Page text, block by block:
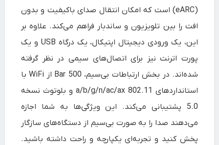
(eARC) است که امکان انتقال صدای باکیفیت و بدون
افت را بین تلویزیون و ساندبار فراهم می‌کند. علاوه بر
این، یک ورودی دیجیتال اپتیکال، یک درگاه USB و یک
پورت اترنت نیز برای اتصال‌های سیمی در نظر گرفته
شده‌اند. در بخش ارتباطات بی‌سیم، Bar 500 از WiFi با
استانداردهای 802.11 a/b/g/n/ac/ax و بلوتوث نسخه
5.0 پشتیبانی می‌کند. این ویژگی‌ها به شما اجازه
می‌دهند صدا را به‌ صورت بی‌سیم از دستگاه‌های سازگار
پخش کنید و تجربه‌ای یکپارچه و راحت داشته باشید.